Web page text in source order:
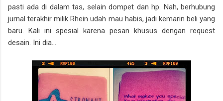
pasti ada di dalam tas, selain dompet dan hp. Nah, berhubung
jurnal terakhir milik Rhein udah mau habis, jadi kemarin beli yang
baru. Kali ini spesial karena pesan khusus dengan request
desain. Ini dia...